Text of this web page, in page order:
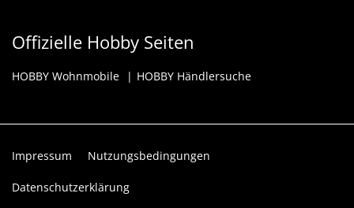
Offizielle Hobby Seiten
HOBBY Wohnmobile HOBBY Händlersuche
Impressum Nutzungsbedingungen
Datenschutzerklärung